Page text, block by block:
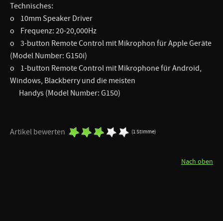
Technisches:
o 10mm Speaker Driver
o Frequenz: 20-20,000Hz
o 3-button Remote Control mit Mikrophon für Apple Geräte
(Model Number: G150i)
o 1-button Remote Control mit Mikrophone für Android,
Windows, Blackberry und die meisten
Handys (Model Number: G150)
Artikel bewerten (1 Stimme)
Nach oben